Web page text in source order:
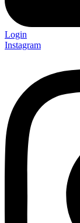
Login
Instagram